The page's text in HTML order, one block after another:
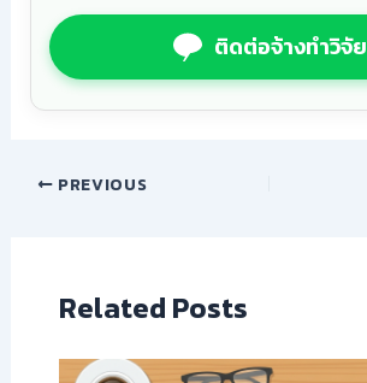
ติดต่อจ้างทำวิจัย
PREVIOUS
Related Posts